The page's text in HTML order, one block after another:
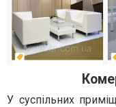
У суспільних